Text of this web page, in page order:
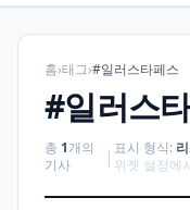
홈›태그›#일러스타페스
#일러스
총 1개의
기사
| 표시 형식:
위젯 설정에